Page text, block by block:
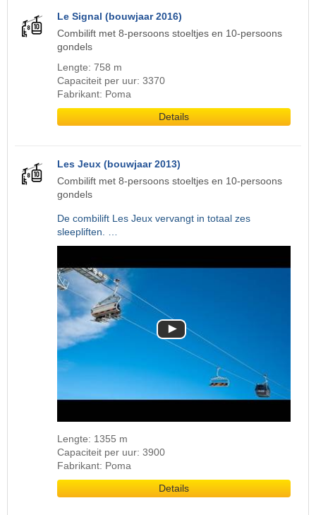
Le Signal (bouwjaar 2016)
Combilift met 8-persoons stoeltjes en 10-persoons
gondels
Lengte: 758 m
Capaciteit per uur: 3370
Fabrikant: Poma
Details
Les Jeux (bouwjaar 2013)
Combilift met 8-persoons stoeltjes en 10-persoons
gondels
De combilift Les Jeux vervangt in totaal zes
sleepliften. …
Lengte: 1355 m
Capaciteit per uur: 3900
Fabrikant: Poma
Details